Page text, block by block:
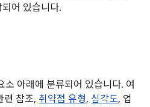
어 있습니다.
소 아래에 분류되어 있습니다. 여
련 참조, 취약점 유형, 심각도, 업